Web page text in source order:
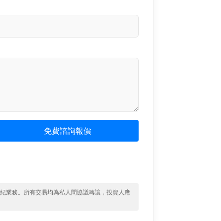
免費諮詢報價
業務。所有交易均為私人間協議轉讓，投資人應